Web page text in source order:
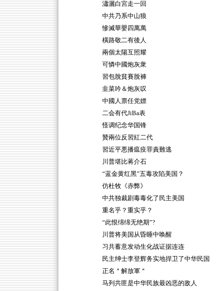
瀟灑白宮走一回
中共乃系中山狼
慘滅華嬰四萬萬
橫路敬二有後人
兩個太陽互照耀
可憐中國炮灰衆
習包脫貧賽脫褲
韭菜吟＆炮灰叹
中國人票任党嫖
二会有代JiBa表
怪调纪念华国锋
贊兩位反習紅二代
習近平悪播瘟疫罪責難逃
川普堪比蒋介石
“蓝金黄红黑”五毒攻陷美国？
仿杜牧《赤弊》
中共独裁剧毒毒化了民主美国
重名乎？重实乎？
“此恨绵绵无绝期”?
川普将美国从昏睡中唤醒
习共蓄意发动生化战证据连连
民主绅士李登辉务实地捍卫了中华民国
正名＂解放軍＂
马列共匪是中华民族最凶恶的敌人